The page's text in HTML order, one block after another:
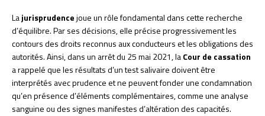
Lajurisprudencejoue un rôle fondamental dans cette recherche
d’équilibre. Par ses décisions, elle précise progressivement les
contours des droits reconnus aux conducteurs et les obligations des
autorités. Ainsi, dans un arrêt du 25 mai 2021, laCour de cassation
a rappelé que les résultats d’un test salivaire doivent être
interprétés avec prudence et ne peuvent fonder une condamnation
qu’en présence d’éléments complémentaires, comme une analyse
sanguine ou des signes manifestes d’altération des capacités.